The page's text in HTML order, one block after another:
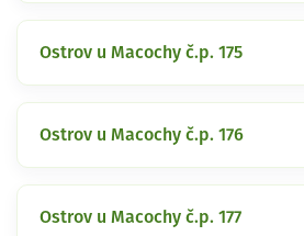
Ostrov u Macochy č.p. 175
Ostrov u Macochy č.p. 176
Ostrov u Macochy č.p. 177